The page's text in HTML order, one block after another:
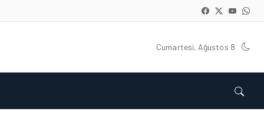
Cumartesi, Ağustos 8